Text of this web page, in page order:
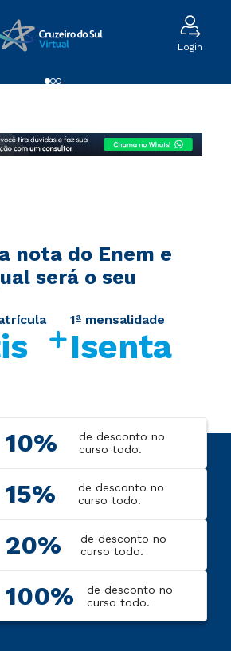
Login
nota do Enem e
será o seu
1ª mensalidade
Isenta
10%
de desconto no
curso todo.
15%
de desconto no
curso todo.
20%
de desconto no
curso todo.
100%
de desconto no
curso todo.